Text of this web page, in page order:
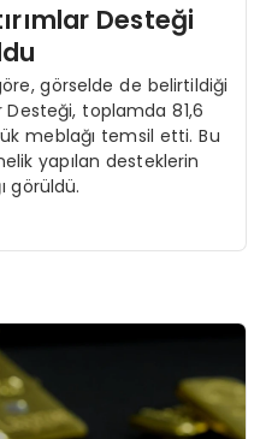
Desteği
görselde de belirtildiği
Desteği, toplamda 81,6
meblağı temsil etti. Bu
yapılan desteklerin
görüldü.